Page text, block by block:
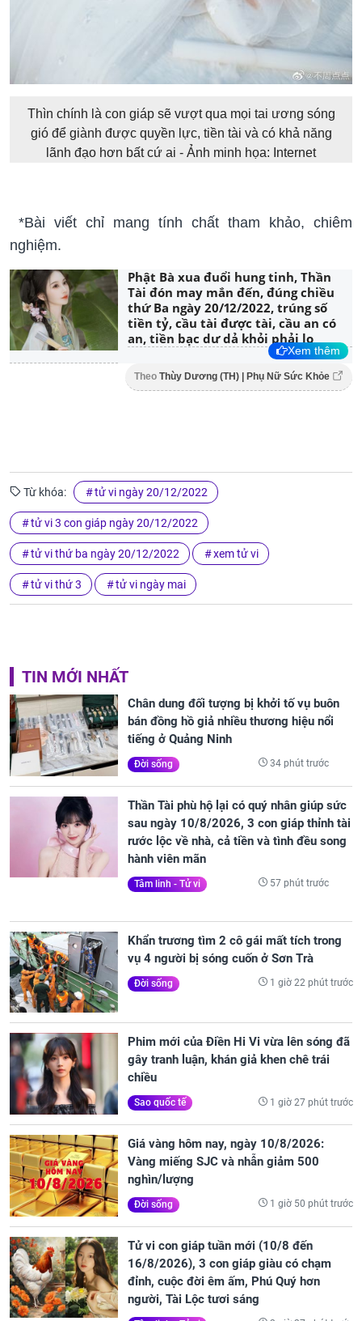
Thìn chính là con giáp sẽ vượt qua mọi tai ương sóng
gió để giành được quyền lực, tiền tài và có khả năng
lãnh đạo hơn bất cứ ai - Ảnh minh họa: Internet
*Bài viết chỉ mang tính chất tham khảo, chiêm
nghiệm.
Phật Bà xua đuổi hung tinh, Thần
Tài đón may mắn đến, đúng chiều
thứ Ba ngày 20/12/2022, trúng số
tiền tỷ, cầu tài được tài, cầu an có
an, tiền bạc dư dả khỏi phải lo
Xem thêm
Theo Thùy Dương (TH) | Phụ Nữ Sức Khỏe
Từ khóa: tử vi ngày 20/12/2022
tử vi 3 con giáp ngày 20/12/2022
tử vi thứ ba ngày 20/12/2022 xem tử vi
tử vi thứ 3 tử vi ngày mai
TIN MỚI NHẤT
Chân dung đối tượng bị khởi tố vụ buôn
bán đồng hồ giả nhiều thương hiệu nổi
tiếng ở Quảng Ninh
Đời sống 34 phút trước
Thần Tài phù hộ lại có quý nhân giúp sức
sau ngày 10/8/2026, 3 con giáp thỉnh tài
rước lộc về nhà, cả tiền và tình đều song
hành viên mãn
Tâm linh - Tử vi 57 phút trước
Khẩn trương tìm 2 cô gái mất tích trong
vụ 4 người bị sóng cuốn ở Sơn Trà
Đời sống 1 giờ 22 phút trước
Phim mới của Điền Hi Vi vừa lên sóng đã
gây tranh luận, khán giả khen chê trái
chiều
Sao quốc tế 1 giờ 27 phút trước
Giá vàng hôm nay, ngày 10/8/2026:
Vàng miếng SJC và nhẫn giảm 500
nghìn/lượng
Đời sống 1 giờ 50 phút trước
Tử vi con giáp tuần mới (10/8 đến
16/8/2026), 3 con giáp giàu có chạm
đỉnh, cuộc đời êm ấm, Phú Quý hơn
người, Tài Lộc tươi sáng